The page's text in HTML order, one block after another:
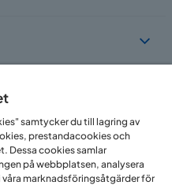
länder
samtycker du till lagring av
prestandacookies och
Dessa cookies samlar
på webbplatsen, analysera
marknadsföringsåtgärder för